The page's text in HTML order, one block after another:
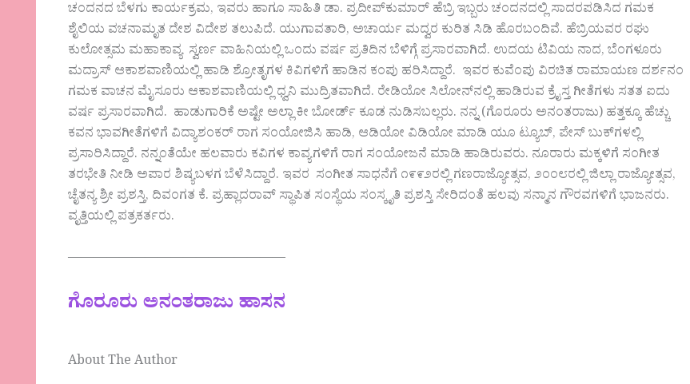
ಚಂದನದ ಬೆಳಗು ಕಾರ್ಯಕ್ರಮ, ಇವರು ಹಾಗೂ ಸಾಹಿತಿ ಡಾ. ಪ್ರದೀಪ್‌ಕುಮಾರ್ ಹೆಬ್ರಿ ಇಬ್ಬರು ಚಂದನದಲ್ಲಿ ಸಾದರಪಡಿಸಿದ ಗಮಕ
ಶೈಲಿಯ ವಚನಾಮೃತ ದೇಶ ವಿದೇಶ ತಲುಪಿದೆ. ಯುಗಾವತಾರಿ, ಅಚಾರ್ಯ ಮದ್ವರ ಕುರಿತ ಸಿಡಿ ಹೊರಬಂದಿವೆ. ಹೆಬ್ರಿಯವರ ರಘು
ಕುಲೋತ್ಸಮ ಮಹಾಕಾವ್ಯ ಸ್ವರ್ಣ ವಾಹಿನಿಯಲ್ಲಿ ಒಂದು ವರ್ಷ ಪ್ರತಿದಿನ ಬೆಳಿಗ್ಗೆ ಪ್ರಸಾರವಾಗಿದೆ. ಉದಯ ಟಿವಿಯ ನಾದ, ಬೆಂಗಳೂರು
ಮದ್ರಾಸ್ ಆಕಾಶವಾಣಿಯಲ್ಲಿ ಹಾಡಿ ಶ್ರೋತೃಗಳ ಕಿವಿಗಳಿಗೆ ಹಾಡಿನ ಕಂಪು ಹರಿಸಿದ್ದಾರೆ. ಇವರ ಕುವೆಂಪು ವಿರಚಿತ ರಾಮಾಯಣ ದರ್ಶನಂ
ಗಮಕ ವಾಚನ ಮೈಸೂರು ಆಕಾಶವಾಣಿಯಲ್ಲಿ ಧ್ವನಿ ಮುದ್ರಿತವಾಗಿದೆ. ರೇಡಿಯೋ ಸಿಲೋನ್‌ನಲ್ಲಿ ಹಾಡಿರುವ ಕ್ರೈಸ್ತ ಗೀತೆಗಳು ಸತತ ಐದು
ವರ್ಷ ಪ್ರಸಾರವಾಗಿದೆ. ಹಾಡುಗಾರಿಕೆ ಅಷ್ಟೇ ಅಲ್ಲಾ ಕೀ ಬೋರ್ಡ್ ಕೂಡ ನುಡಿಸಬಲ್ಲರು. ನನ್ನ (ಗೊರೂರು ಅನಂತರಾಜು) ಹತ್ತಕ್ಕೂ ಹೆಚ್ಚು
ಕವನ ಭಾವಗೀತೆಗಳಿಗೆ ವಿದ್ಯಾಶಂಕರ್ ರಾಗ ಸಂಯೋಜಿಸಿ ಹಾಡಿ, ಆಡಿಯೋ ವಿಡಿಯೋ ಮಾಡಿ ಯೂ ಟ್ಯೂಬ್, ಪೇಸ್ ಬುಕ್‌ಗಳಲ್ಲಿ
ಪ್ರಸಾರಿಸಿದ್ದಾರೆ. ನನ್ನಂತೆಯೇ ಹಲವಾರು ಕವಿಗಳ ಕಾವ್ಯಗಳಿಗೆ ರಾಗ ಸಂಯೋಜನೆ ಮಾಡಿ ಹಾಡಿರುವರು. ನೂರಾರು ಮಕ್ಕಳಿಗೆ ಸಂಗೀತ
ತರಭೇತಿ ನೀಡಿ ಅಪಾರ ಶಿಷ್ಯಬಳಗ ಬೆಳೆಸಿದ್ದಾರೆ. ಇವರ ಸಂಗೀತ ಸಾಧನೆಗೆ ೧೯೯೨ರಲ್ಲಿ ಗಣರಾಜ್ಯೋತ್ಸವ, ೨೦೦೮ರಲ್ಲಿ ಜಿಲ್ಲಾ ರಾಜ್ಯೋತ್ಸವ,
ಚೈತನ್ಯ ಶ್ರೀ ಪ್ರಶಸ್ತಿ, ದಿವಂಗತ ಕೆ. ಪ್ರಹ್ಲಾದರಾವ್ ಸ್ಥಾಪಿತ ಸಂಸ್ಥೆಯ ಸಂಸ್ಕೃತಿ ಪ್ರಶಸ್ತಿ ಸೇರಿದಂತೆ ಹಲವು ಸನ್ಮಾನ ಗೌರವಗಳಿಗೆ ಭಾಜನರು.
ವೃತ್ತಿಯಲ್ಲಿ ಪತ್ರಕರ್ತರು.
—————————————————
ಗೊರೂರು ಅನಂತರಾಜು ಹಾಸನ
About The Author